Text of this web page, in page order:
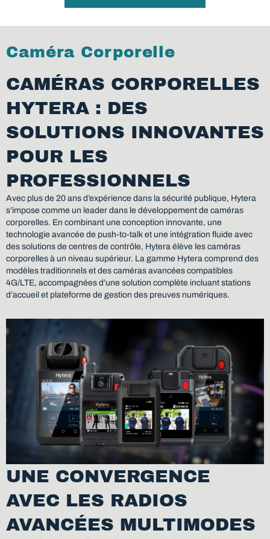
Caméra Corporelle
CAMÉRAS CORPORELLES
HYTERA : DES
SOLUTIONS INNOVANTES
POUR LES
PROFESSIONNELS
Avec plus de 20 ans d’expérience dans la sécurité publique, Hytera
s’impose comme un leader dans le développement de caméras
corporelles. En combinant une conception innovante, une
technologie avancée de push-to-talk et une intégration fluide avec
des solutions de centres de contrôle, Hytera élève les caméras
corporelles à un niveau supérieur. La gamme Hytera comprend des
modèles traditionnels et des caméras avancées compatibles
4G/LTE, accompagnées d’une solution complète incluant stations
d’accueil et plateforme de gestion des preuves numériques.
UNE CONVERGENCE
AVEC LES RADIOS
AVANCÉES MULTIMODES